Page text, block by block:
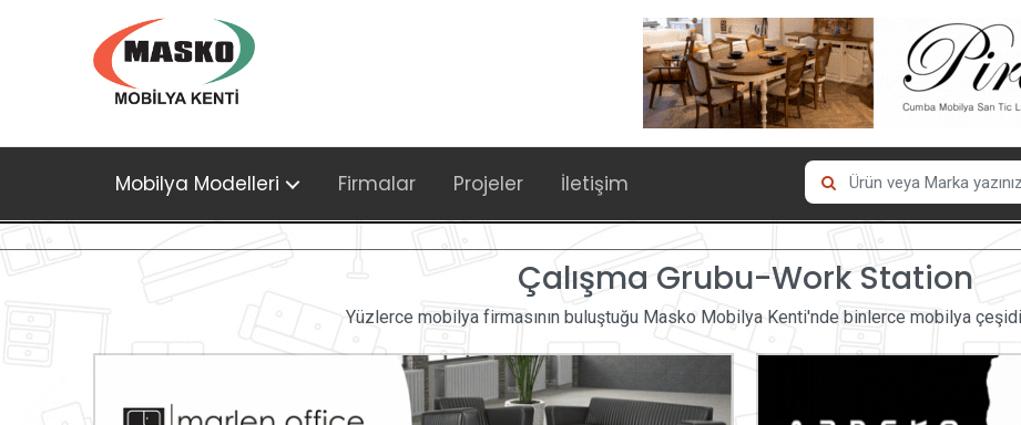
Mobilya Modelleri Firmalar Projeler İletişim
Çalışma Grubu-Work Station
Yüzlerce mobilya firmasının buluştuğu Masko Mobilya Kenti'nde binlerce mobilya